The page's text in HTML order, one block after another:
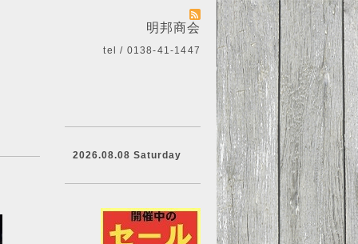
明邦商会
tel / 0138-41-1447
2026.08.08 Saturday